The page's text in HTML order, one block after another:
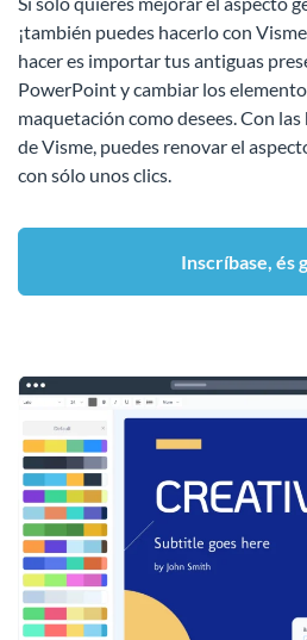
¡también puedes hacerlo con
hacer es importar tus antiguas
PowerPoint y cambiar los
maquetación como desees. Con
de Visme, puedes renovar el
con sólo unos clics.
Inscríbase, és